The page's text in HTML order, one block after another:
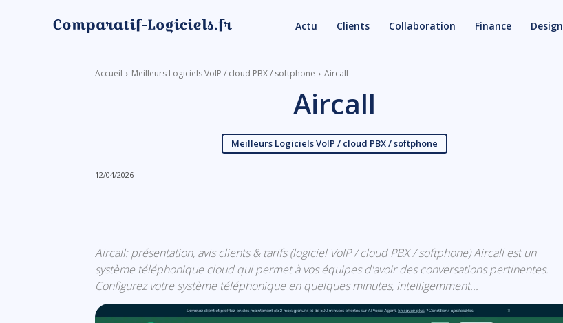
Actu Clients Collaboration Finance Design
Accueil Meilleurs Logiciels VoIP / cloud PBX / softphone Aircall
Aircall
Meilleurs Logiciels VoIP / cloud PBX / softphone
12/04/2026
Aircall: présentation, avis clients & tarifs (logiciel VoIP / cloud PBX / softphone) Aircall est un
système téléphonique cloud qui permet à vos équipes d'avoir des conversations pertinentes.
Configurez votre système téléphonique en quelques minutes, intelligemment...